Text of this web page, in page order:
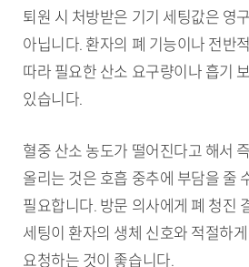
퇴원 시 처방받은 기기 세팅값은 영
아닙니다. 환자의 폐 기능이나 전반
따라 필요한 산소 요구량이나 흡기
있습니다.
혈중 산소 농도가 떨어진다고 해서
올리는 것은 호흡 중추에 부담을 줄
필요합니다. 방문 의사에게 폐 청진
세팅이 환자의 생체 신호와 적절하
요청하는 것이 좋습니다.